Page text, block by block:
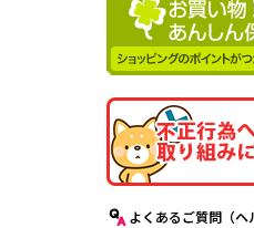
よくあるご質問（ヘ